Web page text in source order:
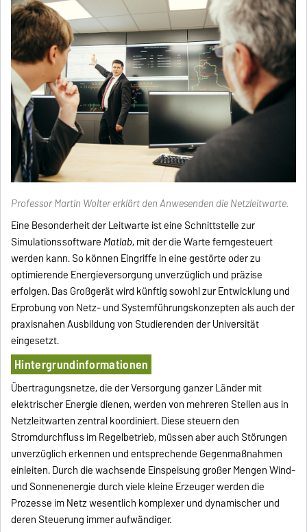
Professor Martin Wolter erklärt den Anwesenden die Netzleitwarte.
Eine Besonderheit der Leitwarte ist eine Schnittstelle zur
Simulationssoftware Matlab, mit der die Warte ferngesteuert
werden kann. So können Eingriffe in eine gestörte oder zu
optimierende Energieversorgung unverzüglich und präzise
erfolgen. Das Großgerät wird künftig sowohl zur Entwicklung und
Erprobung von Netz- und Systemführungskonzepten als auch der
praxisnahen Ausbildung von Studierenden der Universität
eingesetzt.
Hintergrundinformationen
Übertragungsnetze, die der Versorgung ganzer Länder mit
elektrischer Energie dienen, werden von mehreren Stellen aus in
Netzleitwarten zentral koordiniert. Diese steuern den
Stromdurchfluss im Regelbetrieb, müssen aber auch Störungen
unverzüglich erkennen und entsprechende Gegenmaßnahmen
einleiten. Durch die wachsende Einspeisung großer Mengen Wind-
und Sonnenenergie durch viele kleine Erzeuger werden die
Prozesse im Netz wesentlich komplexer und dynamischer und
deren Steuerung immer aufwändiger.